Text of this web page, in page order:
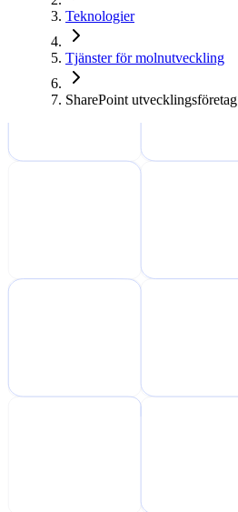
Teknologier
Tjänster för molnutveckling
SharePoint utvecklingsföretag